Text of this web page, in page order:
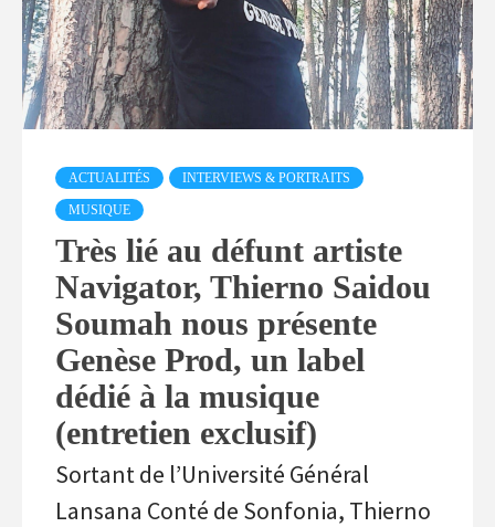
ACTUALITÉS INTERVIEWS & PORTRAITS
MUSIQUE
Très lié au défunt artiste
Navigator, Thierno Saidou
Soumah nous présente
Genèse Prod, un label
dédié à la musique
(entretien exclusif)
Sortant de l’Université Général
Lansana Conté de Sonfonia, Thierno